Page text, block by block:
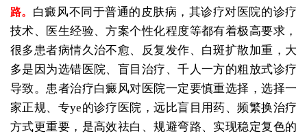
路。 白癜风不同于普通的皮肤病，其诊疗对医院的诊疗
技术、医生经验、方案个性化程度等都有着极高要求，
很多患者病情久治不愈、反复发作、白斑扩散加重，大
多是因为选错医院、盲目治疗、千人一方的粗放式诊疗
导致。患者治疗白癜风对医院一定要慎重选择，选择一
家正规、专ye的诊疗医院，远比盲目用药、频繁换治疗
方式更重要，是高效祛白、规避弯路、实现稳定复色的